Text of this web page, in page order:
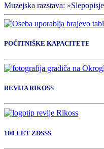
Muzejska razstava:
POČITNIŠKE KAPACITETE
REVIJA RIKOSS
100 LET ZDSSS